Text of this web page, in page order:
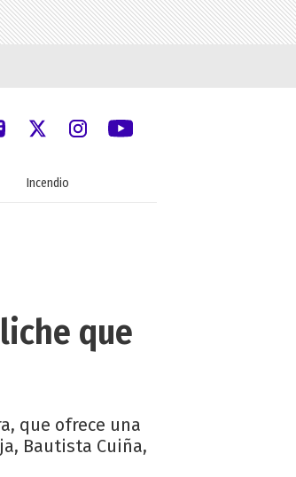
Incendio
que
que ofrece una
Bautista Cuiña,